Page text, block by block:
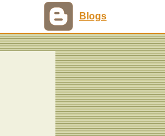
Blogs